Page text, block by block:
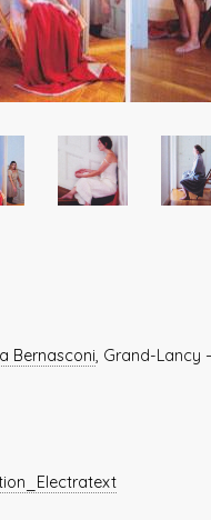
Bernasconi, Grand-Lancy